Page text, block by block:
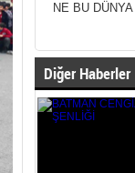
NE BU
Diğer Haberler